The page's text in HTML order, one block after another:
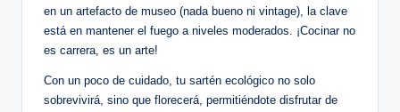
en un artefacto de museo (nada bueno ni vintage), la clave
está en mantener el fuego a niveles moderados. ¡Cocinar no
es carrera, es un arte!
Con un poco de cuidado, tu sartén ecológico no solo
sobrevivirá, sino que florecerá, permitiéndote disfrutar de